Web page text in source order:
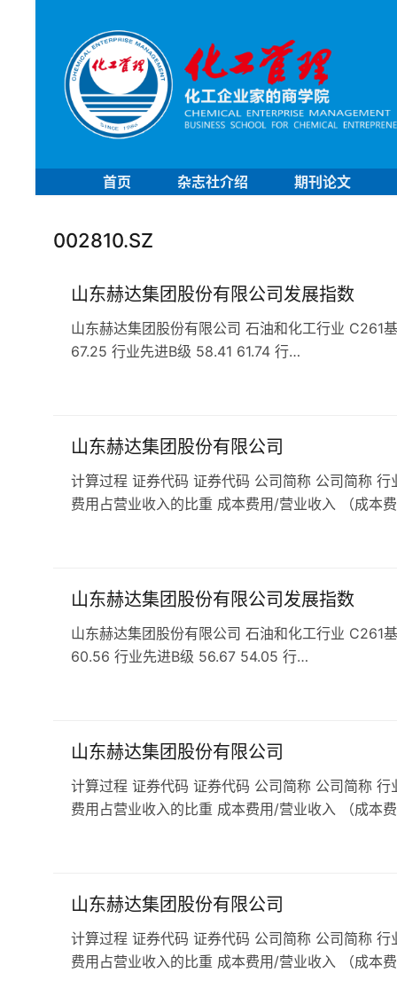
首页 杂志社介绍 期刊论文
002810.SZ
山东赫达集团股份有限公司发展指数
山东赫达集团股份有限公司 石油和化工行业
67.25 行业先进B级 58.41 61.74 行…
山东赫达集团股份有限公司
计算过程 证券代码 证券代码 公司简称 公司简称
费用占营业收入的比重 成本费用/营业收入 （成本
山东赫达集团股份有限公司发展指数
山东赫达集团股份有限公司 石油和化工行业
60.56 行业先进B级 56.67 54.05 行…
山东赫达集团股份有限公司
计算过程 证券代码 证券代码 公司简称 公司简称
费用占营业收入的比重 成本费用/营业收入 （成本
山东赫达集团股份有限公司
计算过程 证券代码 证券代码 公司简称 公司简称
费用占营业收入的比重 成本费用/营业收入 （成本